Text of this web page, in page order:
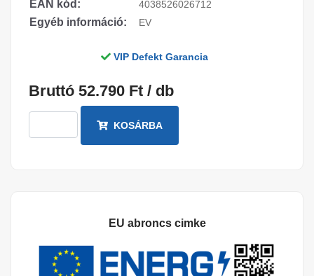
EAN kód: 4038526026712
Egyéb információ: EV
VIP Defekt Garancia
Bruttó 52.790 Ft / db
KOSÁRBA
EU abroncs cimke